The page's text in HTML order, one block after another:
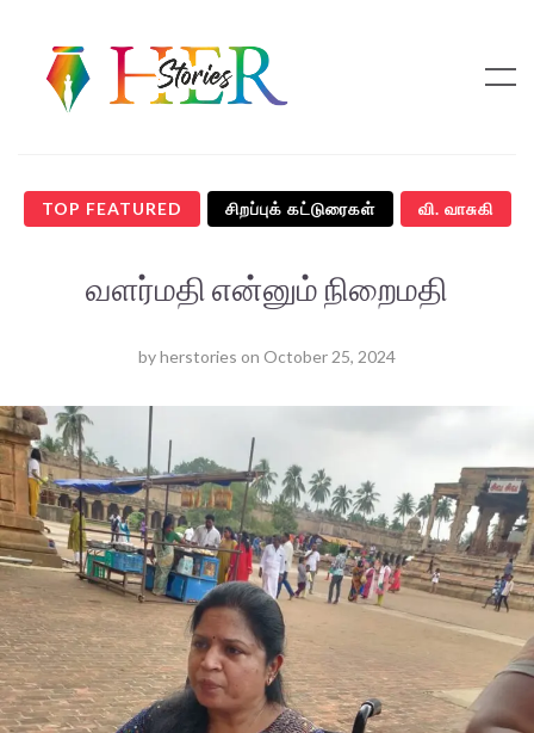
TOP FEATURED சிறப்புக் கட்டுரைகள் வி. வாசுகி
வளர்மதி என்னும் நிறைமதி
byherstories on October 25, 2024